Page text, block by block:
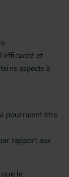
et
aspects à
pourraient être
rapport aux
le